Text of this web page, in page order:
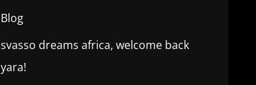
Blog
svasso dreams africa, welcome back
yara!